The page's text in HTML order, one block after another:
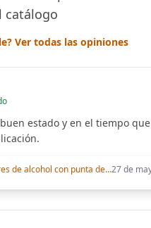
catálogo
Ver todas las opiniones
estado y en el tiempo que
Ohuhu Marcadores de alcohol con punta de pincel – Juego de marcadores artísticos de doble punta con certificación AP para artistas adultos27 de